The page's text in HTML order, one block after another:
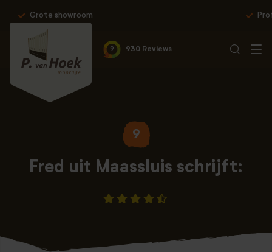
Professionele montage & 10 jaar garantie
9 930 Reviews
9
Fred uit Maassluis schrijft: